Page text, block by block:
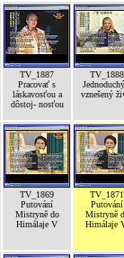
TV_1887
Pracovať s
láskavosťou a
dôstoj- nosťou
TV_1888
vznešený
TV_1869
Putování
Mistryně do
Himálaje V
TV_1871
Putování
Mistryně
Himálaje